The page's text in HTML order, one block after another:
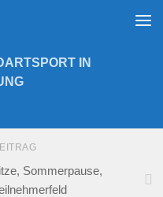
IN
Sommerpause,